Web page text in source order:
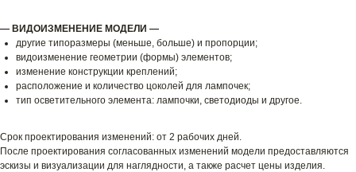
— ВИДОИЗМЕНЕНИЕ МОДЕЛИ —
другие типоразмеры (меньше, больше) и пропорции;
видоизменение геометрии (формы) элементов;
изменение конструкции креплений;
расположение и количество цоколей для лампочек;
тип осветительного элемента: лампочки, светодиоды и другое.
Срок проектирования изменений: от 2 рабочих дней.
После проектирования согласованных изменений модели предоставляются
эскизы и визуализации для наглядности, а также расчет цены изделия.